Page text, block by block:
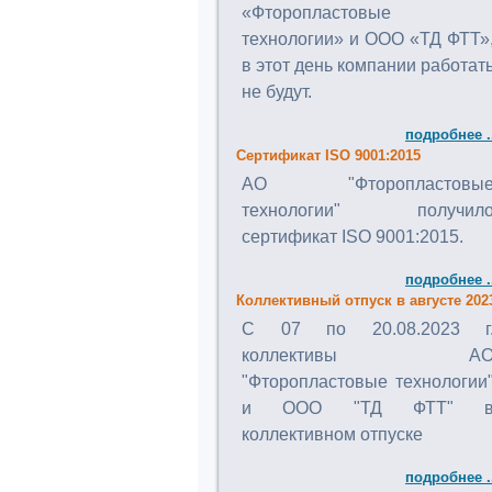
«Фторопластовые
технологии» и ООО «ТД ФТТ»,
в этот день компании
не будут.
подробнее
Сертификат ISO 9001:2015
АО "Фторопластовые
технологии"
сертификат ISO 9001:2015.
подробнее
Коллективный отпуск в августе
C 07 по 20.08.2023 г.
коллективы
"Фторопластовые технологии"
и ООО "ТД ФТТ" в
коллективном отпуске
подробнее